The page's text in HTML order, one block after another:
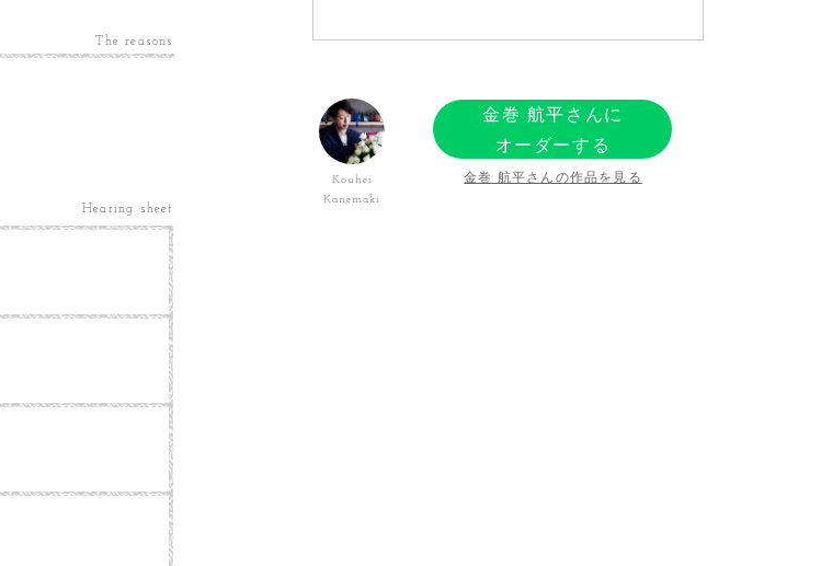
The reasons
Hearing sheet
Kouhei
Kanemaki
金巻 航平さんに
オーダーする
金巻 航平さんの作品を見る